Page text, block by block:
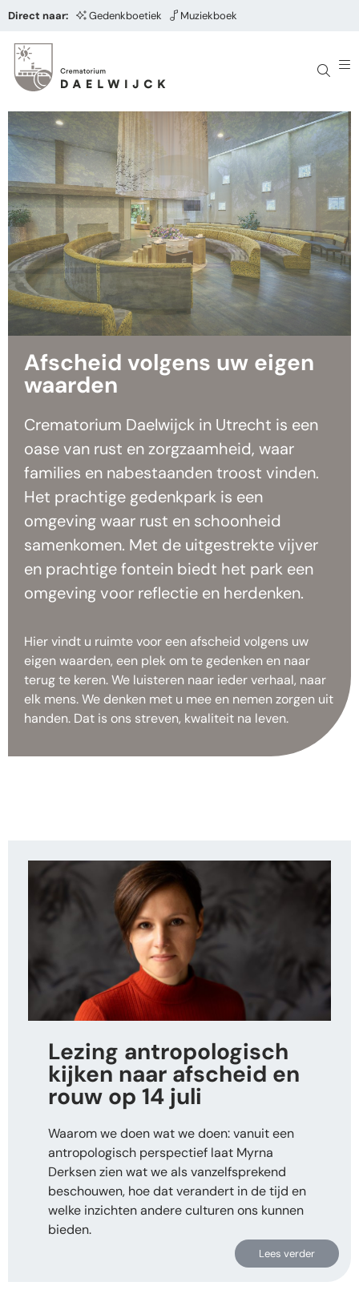
Direct naar: Gedenkboetiek Muziekboek
Afscheid volgens uw eigen
waarden
Crematorium Daelwijck in Utrecht is een
oase van rust en zorgzaamheid, waar
families en nabestaanden troost vinden.
Het prachtige gedenkpark is een
omgeving waar rust en schoonheid
samenkomen. Met de uitgestrekte vijver
en prachtige fontein biedt het park een
omgeving voor reflectie en herdenken.
Hier vindt u ruimte voor een afscheid volgens uw
eigen waarden, een plek om te gedenken en naar
terug te keren. We luisteren naar ieder verhaal, naar
elk mens. We denken met u mee en nemen zorgen uit
handen. Dat is ons streven, kwaliteit na leven.
Lezing antropologisch
kijken naar afscheid en
rouw op 14 juli
Waarom we doen wat we doen: vanuit een
antropologisch perspectief laat Myrna
Derksen zien wat we als vanzelfsprekend
beschouwen, hoe dat verandert in de tijd en
welke inzichten andere culturen ons kunnen
bieden.
Lees verder